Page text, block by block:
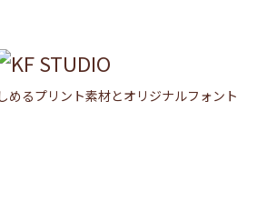
めるプリント素材とオリジナルフォントサイド